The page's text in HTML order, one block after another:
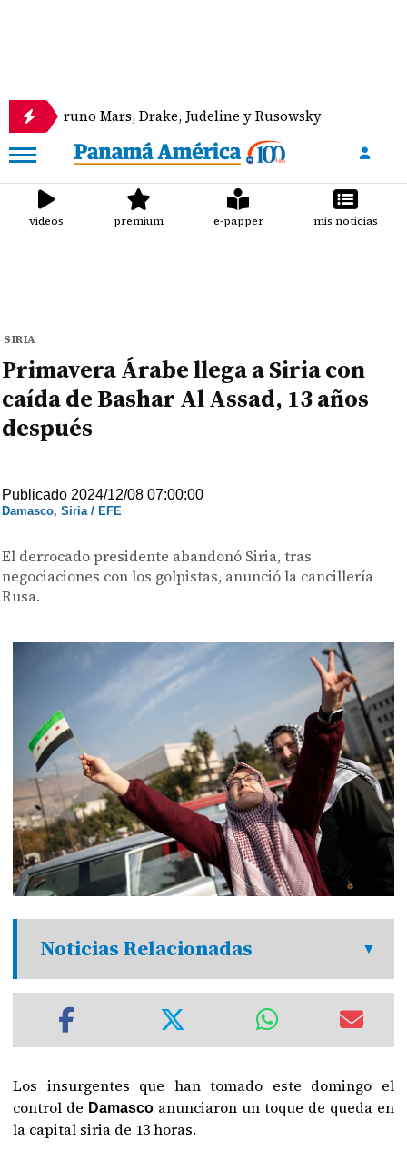
Mars, Drake, Judeline y Rusowsky
videos premium e-papper mis noticias
SIRIA
Primavera Árabe llega a Siria con
caída de Bashar Al Assad, 13 años
después
Publicado 2024/12/08 07:00:00
Damasco, Siria / EFE
El derrocado presidente abandonó Siria, tras
negociaciones con los golpistas, anunció la cancillería
Rusa.
Noticias Relacionadas
Los insurgentes que han tomado este domingo el
control de Damasco anunciaron un toque de queda en
la capital siria de 13 horas.